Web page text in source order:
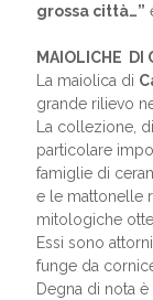
grossa città…”
MAIOLICHE DI
La maiolica di
grande rilievo
La collezione,
particolare
famiglie di
e le mattonelle
mitologiche
Essi sono
funge da
Degna di nota è